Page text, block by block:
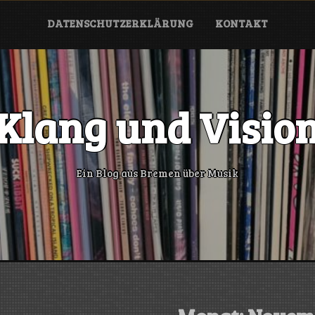
DATENSCHUTZERKLÄRUNG KONTAKT
und
Ein Blog aus Bremen über Musik